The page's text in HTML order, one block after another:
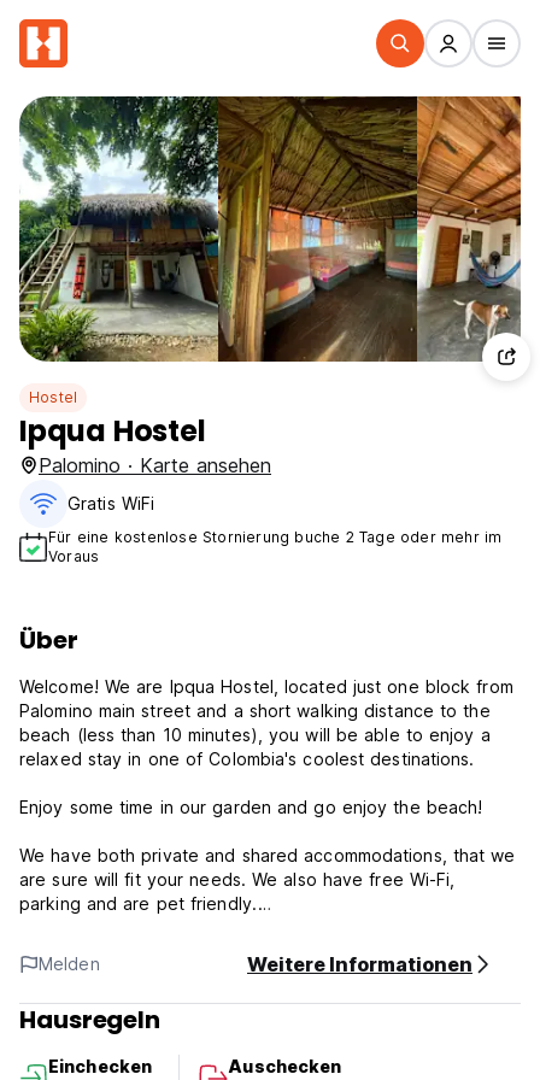
Hostel
Ipqua Hostel
Palomino · Karte ansehen
Gratis WiFi
Für eine kostenlose Stornierung buche 2 Tage oder mehr im
Voraus
Über
Welcome! We are Ipqua Hostel, located just one block from
Palomino main street and a short walking distance to the
beach (less than 10 minutes), you will be able to enjoy a
relaxed stay in one of Colombia's coolest destinations.
Enjoy some time in our garden and go enjoy the beach!
We have both private and shared accommodations, that we
are sure will fit your needs. We also have free Wi-Fi,
parking and are pet friendly.
Boasting a garden and views of garden!!
POLICIES & CONDITIONS
-Check out: before 12:00 .
Melden Weitere Informationen
Hausregeln
Einchecken
Auschecken